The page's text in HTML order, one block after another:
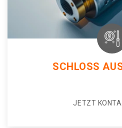
SCHLOSS
JETZT